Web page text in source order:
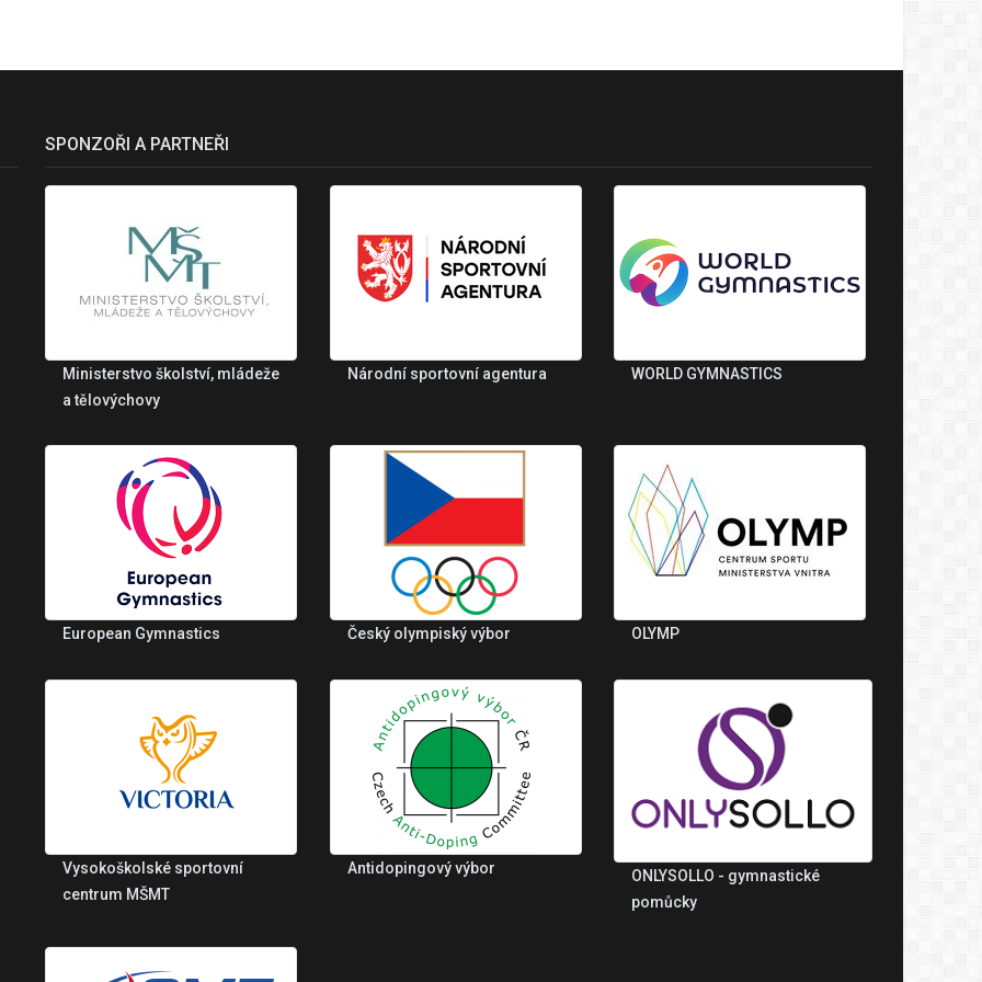
SPONZOŘI A PARTNEŘI
Ministerstvo školství, mládeže
a tělovýchovy
Národní sportovní agentura WORLD GYMNASTICS
European Gymnastics Český olympiský výbor OLYMP
Vysokoškolské sportovní
centrum MŠMT
Antidopingový výbor
ONLYSOLLO - gymnastické
pomůcky